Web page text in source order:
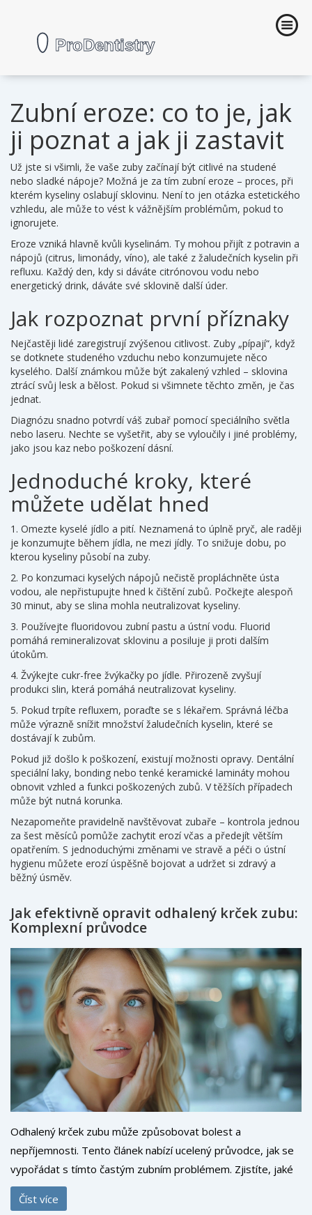
Zubní eroze: co to je, jak
ji poznat a jak ji zastavit
Už jste si všimli, že vaše zuby začínají být citlivé na studené
nebo sladké nápoje? Možná je za tím zubní eroze – proces, při
kterém kyseliny oslabují sklovinu. Není to jen otázka estetického
vzhledu, ale může to vést k vážnějším problémům, pokud to
ignorujete.
Eroze vzniká hlavně kvůli kyselinám. Ty mohou přijít z potravin a
nápojů (citrus, limonády, víno), ale také z žaludečních kyselin při
refluxu. Každý den, kdy si dáváte citrónovou vodu nebo
energetický drink, dáváte své sklovině další úder.
Jak rozpoznat první příznaky
Nejčastěji lidé zaregistrují zvýšenou citlivost. Zuby „pípají“, když
se dotknete studeného vzduchu nebo konzumujete něco
kyselého. Další známkou může být zakalený vzhled – sklovina
ztrácí svůj lesk a bělost. Pokud si všimnete těchto změn, je čas
jednat.
Diagnózu snadno potvrdí váš zubař pomocí speciálního světla
nebo laseru. Nechte se vyšetřit, aby se vyloučily i jiné problémy,
jako jsou kaz nebo poškození dásní.
Jednoduché kroky, které
můžete udělat hned
1. Omezte kyselé jídlo a pití. Neznamená to úplně pryč, ale raději
je konzumujte během jídla, ne mezi jídly. To snižuje dobu, po
kterou kyseliny působí na zuby.
2. Po konzumaci kyselých nápojů nečistě propláchněte ústa
vodou, ale nepřistupujte hned k čištění zubů. Počkejte alespoň
30 minut, aby se slina mohla neutralizovat kyseliny.
3. Používejte fluoridovou zubní pastu a ústní vodu. Fluorid
pomáhá remineralizovat sklovinu a posiluje ji proti dalším
útokům.
4. Žvýkejte cukr-free žvýkačky po jídle. Přirozeně zvyšují
produkci slin, která pomáhá neutralizovat kyseliny.
5. Pokud trpíte refluxem, poraďte se s lékařem. Správná léčba
může výrazně snížit množství žaludečních kyselin, které se
dostávají k zubům.
Pokud již došlo k poškození, existují možnosti opravy. Dentální
speciální laky, bonding nebo tenké keramické lamináty mohou
obnovit vzhled a funkci poškozených zubů. V těžších případech
může být nutná korunka.
Nezapomeňte pravidelně navštěvovat zubaře – kontrola jednou
za šest měsíců pomůže zachytit erozí včas a předejít větším
opatřením. S jednoduchými změnami ve stravě a péči o ústní
hygienu můžete erozí úspěšně bojovat a udržet si zdravý a
běžný úsměv.
Jak efektivně opravit odhalený krček zubu:
Komplexní průvodce
Odhalený krček zubu může způsobovat bolest a
nepříjemnosti. Tento článek nabízí ucelený průvodce, jak se
vypořádat s tímto častým zubním problémem. Zjistíte, jaké
jsou příčiny odhalení krčku, jaké existují metody léčby a jak
jej můžete předcházet. Dále se dozvíte, jak správně pečovat
Číst více